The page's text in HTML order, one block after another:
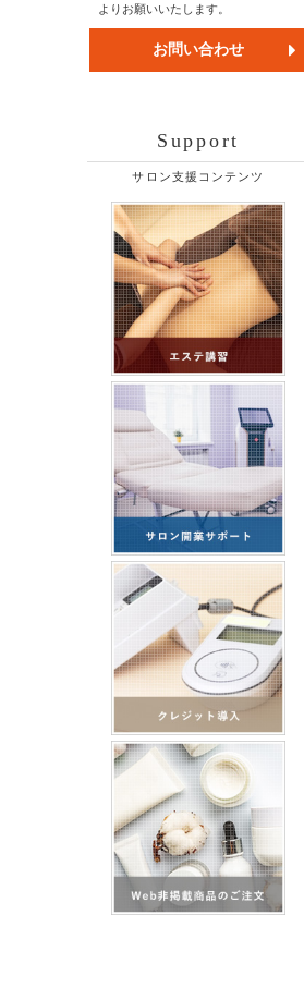
よりお願いいたします。
お問い合わせ
Support
サロン支援コンテンツ